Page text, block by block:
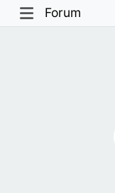
Forum